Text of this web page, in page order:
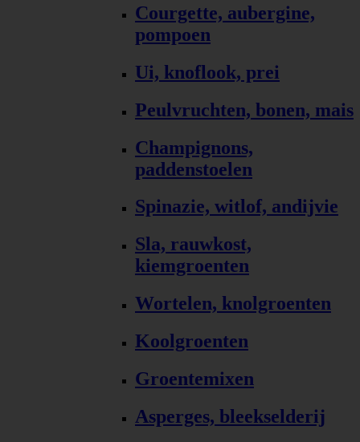
Courgette, aubergine,
pompoen
Ui, knoflook, prei
Peulvruchten, bonen, mais
Champignons,
paddenstoelen
Spinazie, witlof, andijvie
Sla, rauwkost,
kiemgroenten
Wortelen, knolgroenten
Koolgroenten
Groentemixen
Asperges, bleekselderij